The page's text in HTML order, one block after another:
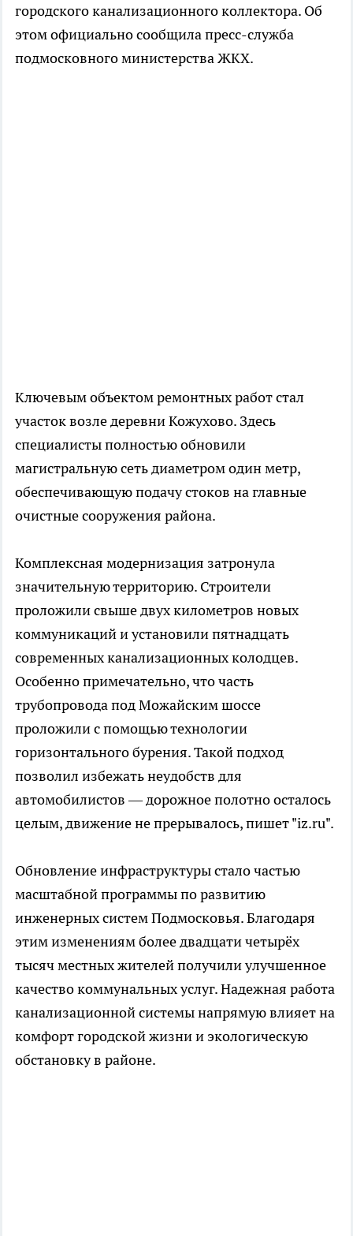
городского канализационного коллектора. Об
этом официально сообщила пресс-служба
подмосковного министерства ЖКХ.
Ключевым объектом ремонтных работ стал
участок возле деревни Кожухово. Здесь
специалисты полностью обновили
магистральную сеть диаметром один метр,
обеспечивающую подачу стоков на главные
очистные сооружения района.
Комплексная модернизация затронула
значительную территорию. Строители
проложили свыше двух километров новых
коммуникаций и установили пятнадцать
современных канализационных колодцев.
Особенно примечательно, что часть
трубопровода под Можайским шоссе
проложили с помощью технологии
горизонтального бурения. Такой подход
позволил избежать неудобств для
автомобилистов — дорожное полотно осталось
целым, движение не прерывалось, пишет "iz.ru".
Обновление инфраструктуры стало частью
масштабной программы по развитию
инженерных систем Подмосковья. Благодаря
этим изменениям более двадцати четырёх
тысяч местных жителей получили улучшенное
качество коммунальных услуг. Надежная работа
канализационной системы напрямую влияет на
комфорт городской жизни и экологическую
обстановку в районе.